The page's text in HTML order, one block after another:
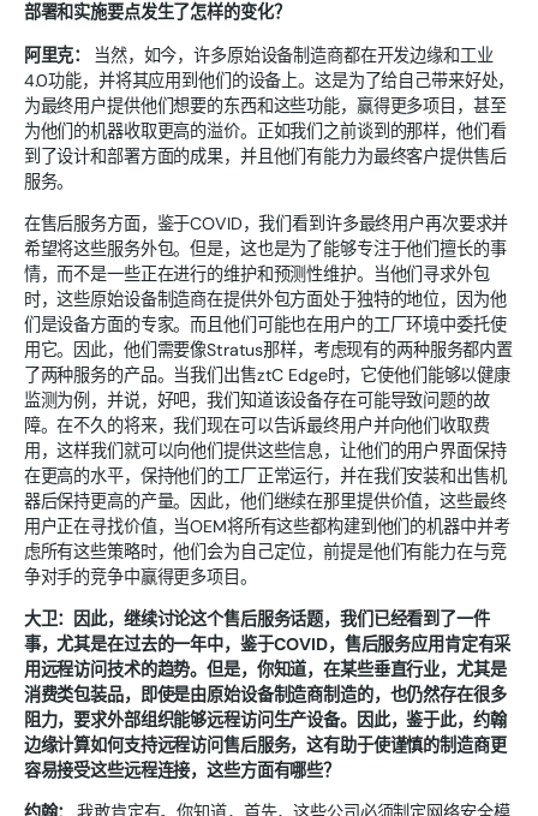
部署和实施要点发生了怎样的变化？
阿里克：
当然，如今，许多原始设备制造商都在开发边缘和工业
4.0功能，并将其应用到他们的设备上。这是为了给自己带来好处，
为最终用户提供他们想要的东西和这些功能，赢得更多项目，甚至
为他们的机器收取更高的溢价。正如我们之前谈到的那样，他们看
到了设计和部署方面的成果，并且他们有能力为最终客户提供售后
服务。
在售后服务方面，鉴于COVID，我们看到许多最终用户再次要求并
希望将这些服务外包。但是，这也是为了能够专注于他们擅长的事
情，而不是一些正在进行的维护和预测性维护。当他们寻求外包
时，这些原始设备制造商在提供外包方面处于独特的地位，因为他
们是设备方面的专家。而且他们可能也在用户的工厂环境中委托使
用它。因此，他们需要像Stratus那样，考虑现有的两种服务都内置
了两种服务的产品。当我们出售ztC Edge时，它使他们能够以健康
监测为例，并说，好吧，我们知道该设备存在可能导致问题的故
障。在不久的将来，我们现在可以告诉最终用户并向他们收取费
用，这样我们就可以向他们提供这些信息，让他们的用户界面保持
在更高的水平，保持他们的工厂正常运行，并在我们安装和出售机
器后保持更高的产量。因此，他们继续在那里提供价值，这些最终
用户正在寻找价值，当OEM将所有这些都构建到他们的机器中并考
虑所有这些策略时，他们会为自己定位，前提是他们有能力在与竞
争对手的竞争中赢得更多项目。
大卫：因此，继续讨论这个售后服务话题，我们已经看到了一件
事，尤其是在过去的一年中，鉴于COVID，售后服务应用肯定有采
用远程访问技术的趋势。但是，你知道，在某些垂直行业，尤其是
消费类包装品，即使是由原始设备制造商制造的，也仍然存在很多
阻力，要求外部组织能够远程访问生产设备。因此，鉴于此，约翰
边缘计算如何支持远程访问售后服务，这有助于使谨慎的制造商更
容易接受这些远程连接，这些方面有哪些？